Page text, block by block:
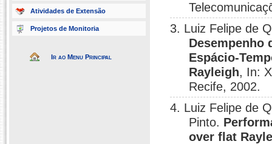
Atividades de Extensão
Projetos de Monitoria
Ir ao Menu Principal
3. Luiz Felipe de
Desempenho
Espácio-
Rayleigh, In:
Recife, 2002.
4. Luiz Felipe de
Pinto.
over flat